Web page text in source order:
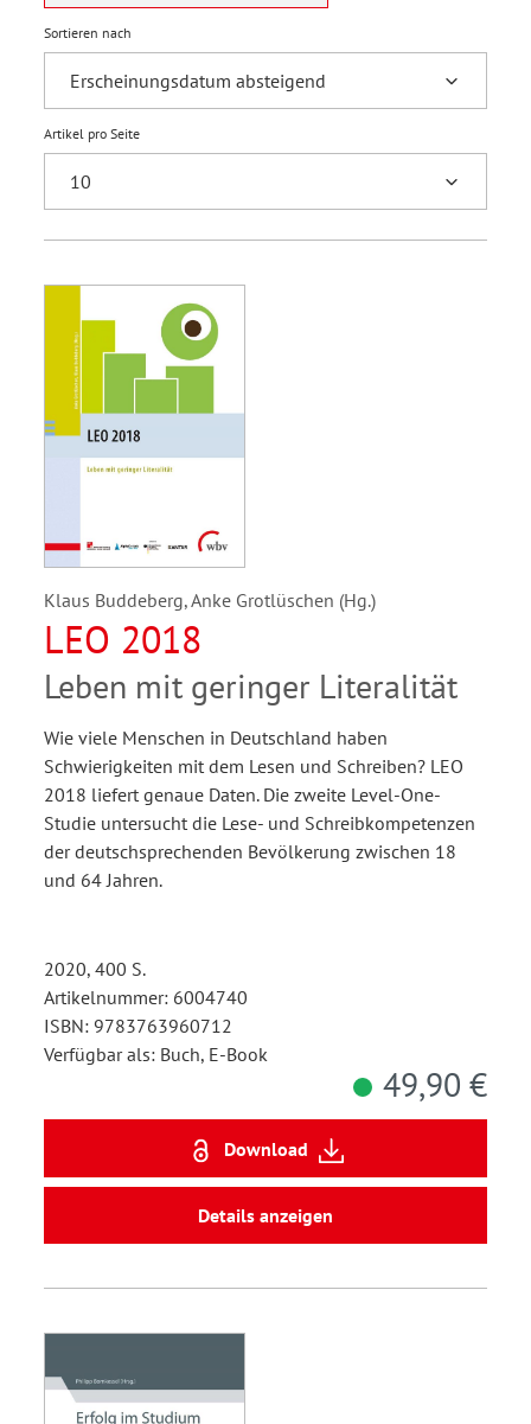
Sortieren nach
Artikel pro Seite
Klaus Buddeberg, Anke Grotlüschen (Hg.)
LEO 2018
Leben mit geringer Literalität
Wie viele Menschen in Deutschland haben
Schwierigkeiten mit dem Lesen und Schreiben? LEO
2018 liefert genaue Daten. Die zweite Level-One-
Studie untersucht die Lese- und Schreibkompetenzen
der deutschsprechenden Bevölkerung zwischen 18
und 64 Jahren.
2020, 400 S.
Artikelnummer: 6004740
ISBN: 9783763960712
Verfügbar als: Buch, E-Book
49,90 €
Download
Details anzeigen